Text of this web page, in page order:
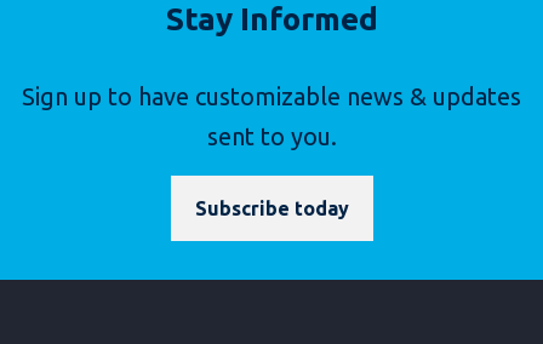
Stay Informed
Sign up to have customizable news & updates
sent to you.
Subscribe today